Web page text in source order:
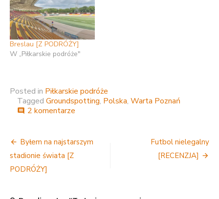
Breslau [Z PODRÓŻY]
W „Piłkarskie podróże"
Posted in Piłkarskie podróże
Tagged Groundspotting, Polska, Warta Poznań
comment 2 komentarze
raz
pierwszy
Nawigacja
wpisu
Byłem na najstarszym
stadionie świata [Z
PODRÓŻY]
Futbol nielegalny
[RECENZJA]